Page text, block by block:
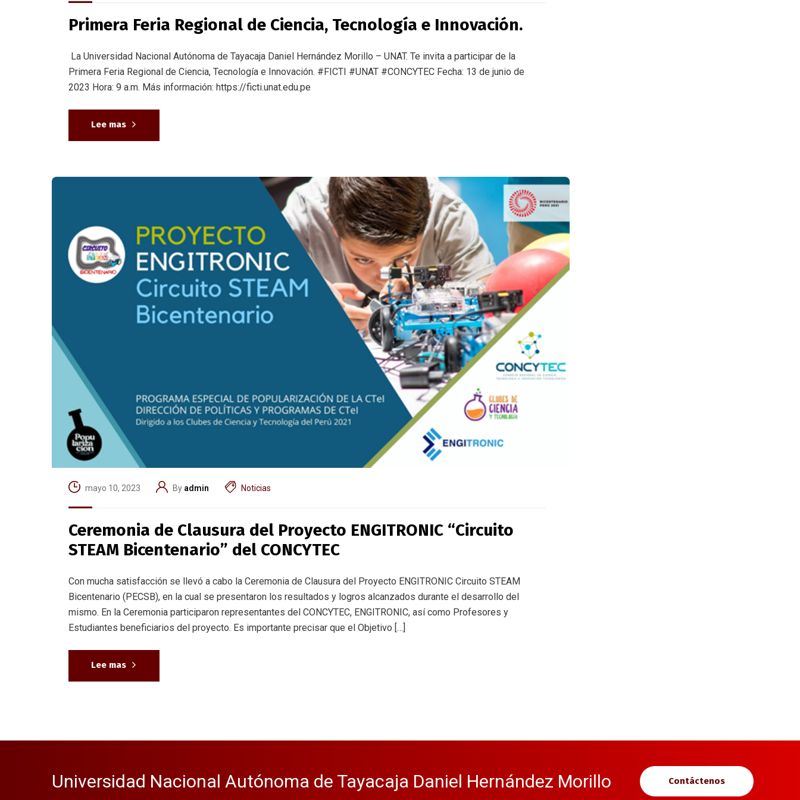
Primera Feria Regional de Ciencia, Tecnología e Innovación.
La Universidad Nacional Autónoma de Tayacaja Daniel Hernández Morillo – UNAT. Te invita a participar de la
Primera Feria Regional de Ciencia, Tecnología e Innovación. #FICTI #UNAT #CONCYTEC Fecha: 13 de junio de
2023 Hora: 9 a.m. Más información: https://ficti.unat.edu.pe
Lee mas
mayo 10, 2023 By admin Noticias
Ceremonia de Clausura del Proyecto ENGITRONIC “Circuito
STEAM Bicentenario” del CONCYTEC
Con mucha satisfacción se llevó a cabo la Ceremonia de Clausura del Proyecto ENGITRONIC Circuito STEAM
Bicentenario (PECSB), en la cual se presentaron los resultados y logros alcanzados durante el desarrollo del
mismo. En la Ceremonia participaron representantes del CONCYTEC, ENGITRONIC, así como Profesores y
Estudiantes beneficiarios del proyecto. Es importante precisar que el Objetivo […]
Lee mas
Universidad Nacional Autónoma de Tayacaja Daniel Hernández Morillo Contáctenos